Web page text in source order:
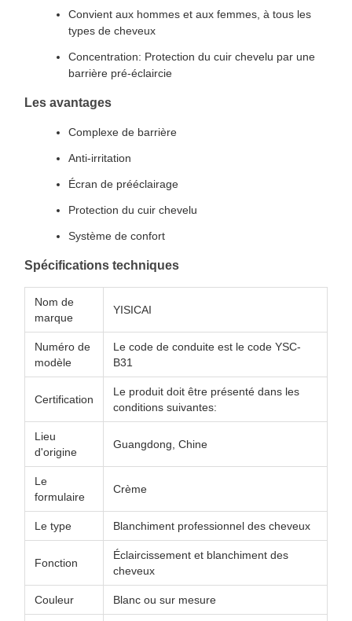
Convient aux hommes et aux femmes, à tous les
types de cheveux
Concentration: Protection du cuir chevelu par une
barrière pré-éclaircie
Les avantages
Complexe de barrière
Anti-irritation
Écran de prééclairage
Protection du cuir chevelu
Système de confort
Spécifications techniques
Nom de
marque
YISICAI
Numéro de
modèle
Le code de conduite est le code YSC-
B31
Certification
Le produit doit être présenté dans les
conditions suivantes:
Lieu
d'origine
Guangdong, Chine
Le
formulaire
Crème
Le type Blanchiment professionnel des cheveux
Fonction
Éclaircissement et blanchiment des
cheveux
Couleur Blanc ou sur mesure